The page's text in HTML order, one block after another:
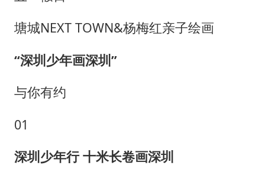
塘城NEXT TOWN&杨梅红亲子绘画
“深圳少年画深圳”
与你有约
01
深圳少年行 十米长卷画深圳